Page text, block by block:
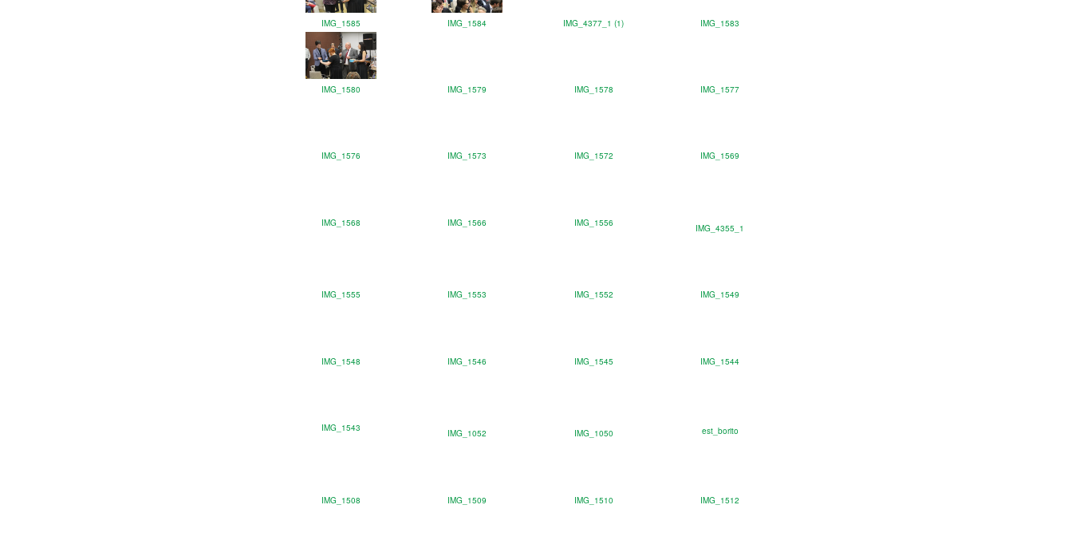
IMG_1585 IMG_1584 IMG_4377_1 (1) IMG_1583
IMG_1580 IMG_1579 IMG_1578 IMG_1577
IMG_1576 IMG_1573 IMG_1572 IMG_1569
IMG_1568 IMG_1566 IMG_1556
IMG_4355_1
IMG_1555 IMG_1553 IMG_1552 IMG_1549
IMG_1548 IMG_1546 IMG_1545 IMG_1544
IMG_1543
IMG_1052 IMG_1050 est_borito
IMG_1508 IMG_1509 IMG_1510 IMG_1512